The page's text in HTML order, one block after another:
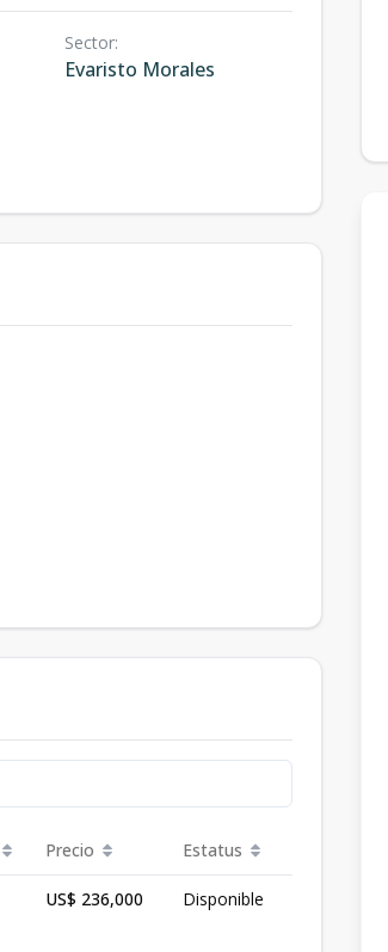
Sector:
Evaristo Morales
Precio Estatus
US$ 236,000 Disponible